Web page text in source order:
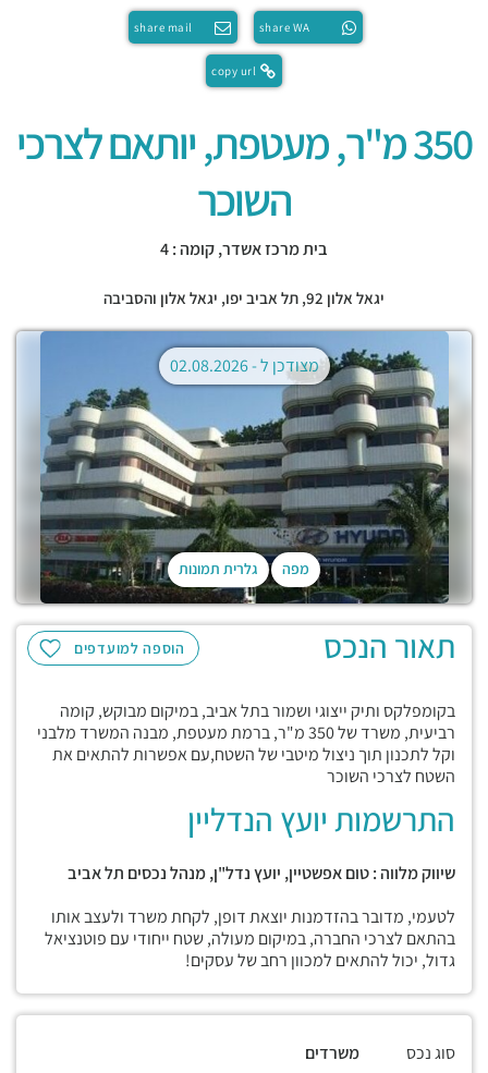
share WA
share mail
copy url
350 מ"ר, מעטפת, יותאם לצרכי
השוכר
בית מרכז אשדר, קומה : 4
יגאל אלון 92, תל אביב יפו, יגאל אלון והסביבה
מפה גלרית תמונות
מצודכן ל -02.08.2026
הוספה למועדפים תאור הנכס
בקומפלקס ותיק ייצוגי ושמור בתל אביב, במיקום מבוקש, קומה
רביעית, משרד של 350 מ"ר, ברמת מעטפת, מבנה המשרד מלבני
וקל לתכנון תוך ניצול מיטבי של השטח,עם אפשרות להתאים את
השטח לצרכי השוכר
התרשמות יועץ הנדליין
שיווק מלווה : טום אפשטיין, יועץ נדל"ן, מנהל נכסים תל אביב
לטעמי, מדובר בהזדמנות יוצאת דופן, לקחת משרד ולעצב אותו
בהתאם לצרכי החברה, במיקום מעולה, שטח ייחודי עם פוטנציאל
גדול, יכול להתאים למכוון רחב של עסקים!
סוג נכס
משרדים